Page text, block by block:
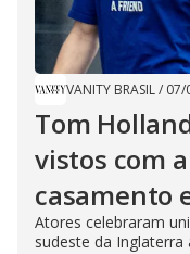
VANITY BRASIL/ 07/
Tom
vistos com
casamento
Atores celebraram
sudeste da Inglaterra